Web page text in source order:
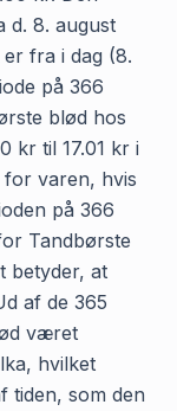
d. 8. august
fra i dag (8.
på 366
blød hos
kr til 17.01 kr i
for varen, hvis
på 366
Tandbørste
betyder, at
af de 365
været
hvilket
tiden, som den